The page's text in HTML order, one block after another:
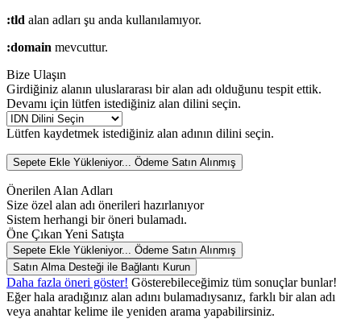
:tld alan adları şu anda kullanılamıyor.
:domain mevcuttur.
Bize Ulaşın
Girdiğiniz alanın uluslararası bir alan adı olduğunu tespit ettik.
Devamı için lütfen istediğiniz alan dilini seçin.
Lütfen kaydetmek istediğiniz alan adının dilini seçin.
Sepete Ekle Yükleniyor... Ödeme Satın Alınmış
Önerilen Alan Adları
Size özel alan adı önerileri hazırlanıyor
Sistem herhangi bir öneri bulamadı.
Öne Çıkan Yeni Satışta
Sepete Ekle Yükleniyor... Ödeme Satın Alınmış
Satın Alma Desteği ile Bağlantı Kurun
Daha fazla öneri göster! Gösterebileceğimiz tüm sonuçlar bunlar!
Eğer hala aradığınız alan adını bulamadıysanız, farklı bir alan adı
veya anahtar kelime ile yeniden arama yapabilirsiniz.